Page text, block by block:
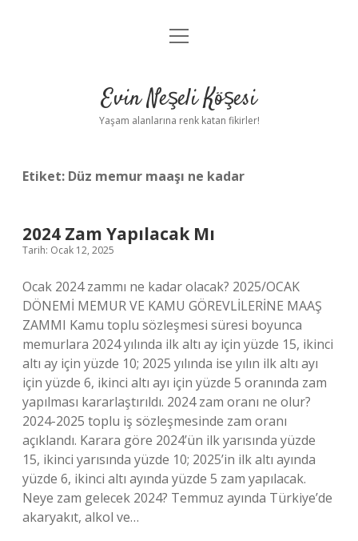
Anasayfa
Yasal Uyarı
menüyü
Evin Neşeli Köşesi
Yaşam alanlarına renk katan fikirler!
Etiket: Düz memur maaşı ne kadar
2024 Zam Yapılacak Mı
Tarih: Ocak 12, 2025
Ocak 2024 zammı ne kadar olacak? 2025/OCAK
DÖNEMİ MEMUR VE KAMU GÖREVLİLERİNE MAAŞ
ZAMMI Kamu toplu sözleşmesi süresi boyunca
memurlara 2024 yılında ilk altı ay için yüzde 15, ikinci
altı ay için yüzde 10; 2025 yılında ise yılın ilk altı ayı
için yüzde 6, ikinci altı ayı için yüzde 5 oranında zam
yapılması kararlaştırıldı. 2024 zam oranı ne olur?
2024-2025 toplu iş sözleşmesinde zam oranı
açıklandı. Karara göre 2024’ün ilk yarısında yüzde
15, ikinci yarısında yüzde 10; 2025’in ilk altı ayında
yüzde 6, ikinci altı ayında yüzde 5 zam yapılacak.
Neye zam gelecek 2024? Temmuz ayında Türkiye’de
akaryakıt, alkol ve…